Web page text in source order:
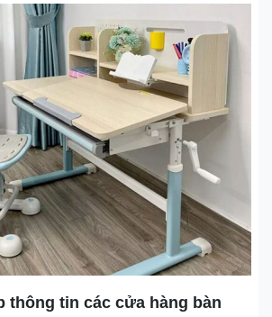
thông tin các cửa hàng bàn